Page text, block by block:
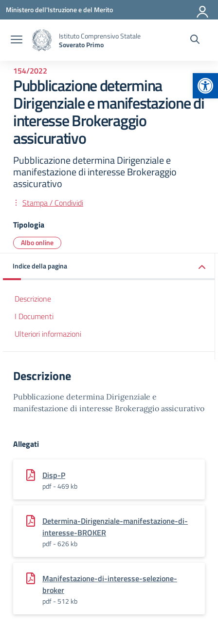
Vai ai contenuti
Vai al menu di navigazione
Vai al footer
Ministero dell'Istruzione e del Merito
Istituto Comprensivo Statale
Soverato Primo
154/2022
Pubblicazione determina
Dirigenziale e manifestazione di
interesse Brokeraggio
assicurativo
Pubblicazione determina Dirigenziale e
manifestazione di interesse Brokeraggio
assicurativo
Stampa / Condividi
Tipologia
Albo online
Indice della pagina
Descrizione
I Documenti
Ulteriori informazioni
Descrizione
Pubblicazione determina Dirigenziale e
manifestazione di interesse Brokeraggio assicurativo
Allegati
Disp-P
pdf - 469 kb
Determina-Dirigenziale-manifestazione-di-
interesse-BROKER
pdf - 626 kb
Manifestazione-di-interesse-selezione-
broker
pdf - 512 kb